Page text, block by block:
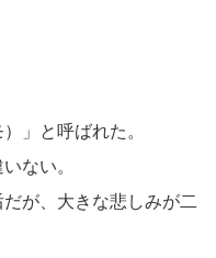
」と呼ばれた。
ない。
が、大きな悲しみが二